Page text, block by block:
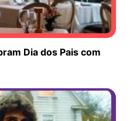
Dia dos Pais com